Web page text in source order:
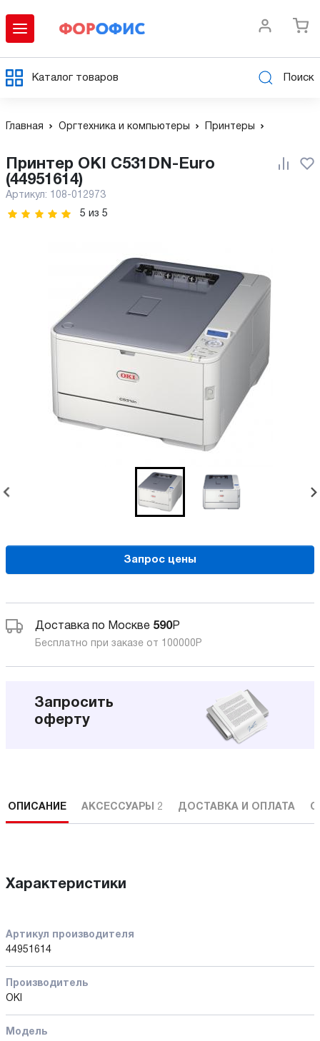
Каталог товаров Поиск
Главная Оргтехника и компьютеры Принтеры
(44951614)
Артикул: 108-012973
5 из 5
Запрос цены
Доставка по Москве 590Р
Бесплатно при заказе от 100000 Р
Запросить
оферту
ОПИСАНИЕ АКСЕССУАРЫ 2 ДОСТАВКА И ОПЛАТА
Характеристики
Артикул производителя
44951614
Производитель
OKI
Модель